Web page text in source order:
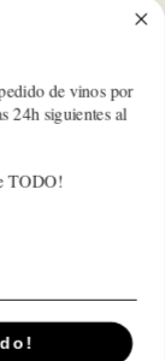
Cháteau
des
2023
Aumentar
cantidad
Cháteau
des
de vinos por
24h siguientes al
TODO!